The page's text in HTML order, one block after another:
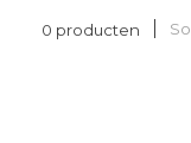
0 producten